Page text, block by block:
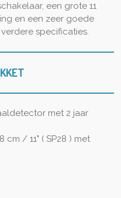
een grote 11
en een zeer goede
specificaties.
met 2 jaar
/ 11" ( SP28 ) met